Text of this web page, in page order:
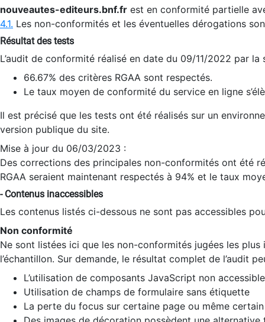
nouveautes-editeurs.bnf.fr est en conformité partielle
4.1. Les non-conformités et les éventuelles dérogations
Résultat des tests
L’audit de conformité réalisé en date du 09/11/2022 par
66.67% des critères RGAA sont respectés.
Le taux moyen de conformité du service en ligne
Il est précisé que les tests ont été réalisés sur un
version publique du site.
Mise à jour du 06/03/2023 :
Des corrections des principales non-conformités ont été
RGAA seraient maintenant respectés à 94% et le taux
- Contenus inaccessibles
Les contenus listés ci-dessous ne sont pas accessibles
Non conformité
Ne sont listées ici que les non-conformités jugées les
l’échantillon. Sur demande, le résultat complet de l’audit
L’utilisation de composants JavaScript non
Utilisation de champs de formulaire sans étiquette
La perte du focus sur certaine page ou même